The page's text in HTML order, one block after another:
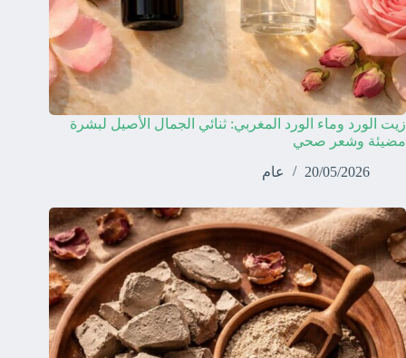
زيت الورد وماء الورد المغربي: ثنائي الجمال الأصيل لبشرة
مضيئة وشعر صحي
20/05/2026
عام